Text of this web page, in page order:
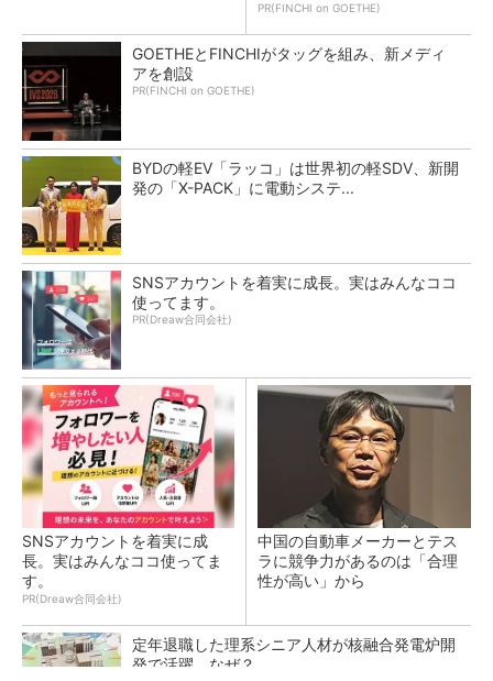
PR(FINCHI on GOETHE)
GOETHEとFINCHIがタッグを組み、新メディ
アを創設
PR(FINCHI on GOETHE)
BYDの軽EV「ラッコ」は世界初の軽SDV、新開
発の「X-PACK」に電動システ...
SNSアカウントを着実に成長。実はみんなココ
使ってます。
PR(Dreaw合同会社)
SNSアカウントを着実に成
長。実はみんなココ使ってま
す。
PR(Dreaw合同会社)
中国の自動車メーカーとテス
ラに競争力があるのは「合理
性が高い」から
定年退職した理系シニア人材が核融合発電炉開
発で活躍、なぜ？